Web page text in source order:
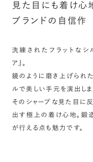
シークレットストー
指輪の内側に、誕生石
宝石を選んでセッティン
カート画面で、お好み
見た目にも着け心
ブランドの自信作
洗練されたフラットなシ
ア』。
鏡のように磨き上げられ
ルで美しい手元を演出しま
そのシャープな見た目に
出す極上の着け心地。鍛
が行える点も魅力です。